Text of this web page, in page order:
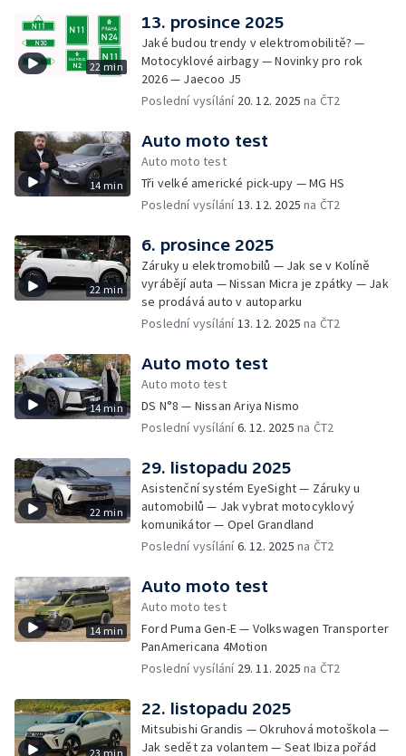
22 min
13. prosince 2025
Jaké budou trendy v elektromobilitě? —
Motocyklové airbagy — Novinky pro rok
2026 — Jaecoo J5
Poslední vysílání 20. 12. 2025 na ČT2
14 min
Auto moto test
Auto moto test
Tři velké americké pick-upy — MG HS
Poslední vysílání13. 12. 2025 na ČT2
22 min
6. prosince 2025
Záruky u elektromobilů — Jak se v Kolíně
vyrábějí auta — Nissan Micra je zpátky — Jak
se prodává auto v autoparku
Poslední vysílání13. 12. 2025 na ČT2
14 min
Auto moto test
Auto moto test
DS N°8 — Nissan Ariya Nismo
Poslední vysílání6. 12. 2025 na ČT2
22 min
29. listopadu 2025
Asistenční systém EyeSight — Záruky u
automobilů — Jak vybrat motocyklový
komunikátor — Opel Grandland
Poslední vysílání6. 12. 2025 na ČT2
14 min
Auto moto test
Auto moto test
Ford Puma Gen-E — Volkswagen Transporter
PanAmericana 4Motion
Poslední vysílání 29. 11. 2025 na ČT2
23 min
22. listopadu 2025
Mitsubishi Grandis — Okruhová motoškola —
Jak sedět za volantem — Seat Ibiza pořád